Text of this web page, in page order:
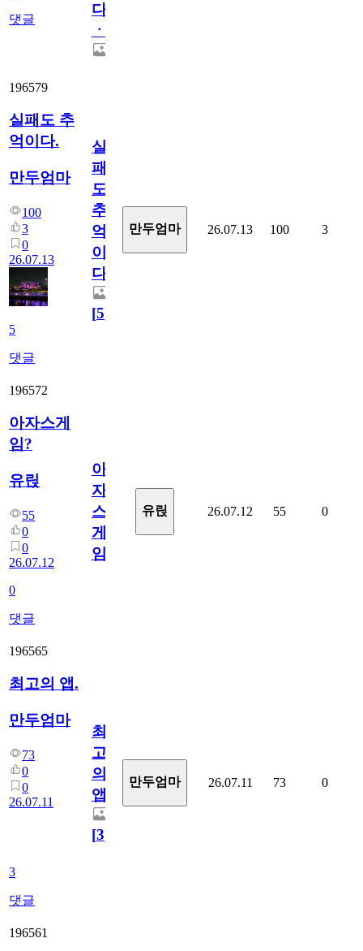
댓글
다
ㆍ
196579
실패도 추
억이다.
만두엄마
100
3
0
26.07.13
5
댓글
실
패
도
추
억
이
다.
[5]
만두엄마 26.07.13 100 3
196572
아자스게
임?
유릱
55
0
0
26.07.12
0
댓글
아
자
스
게
임?
유릱 26.07.12 55 0
196565
최고의 앱.
만두엄마
73
0
0
26.07.11
3
댓글
최
고
의
앱.
[3]
만두엄마 26.07.11 73 0
196561